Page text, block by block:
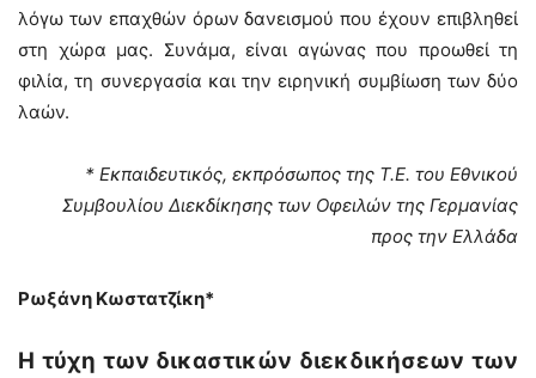
λόγω των επαχθών όρων δανεισμού που έχουν επιβληθεί
στη χώρα μας. Συνάμα, είναι αγώνας που προωθεί τη
φιλία, τη συνεργασία και την ειρηνική συμβίωση των δύο
λαών.
* Εκπαιδευτικός, εκπρόσωπος της Τ.Ε. του Εθνικού
Συμβουλίου Διεκδίκησης των Οφειλών της Γερμανίας
προς την Ελλάδα
Ρωξάνη Κωστατζίκη*
Η τύχη των δικαστικών διεκδικήσεων των